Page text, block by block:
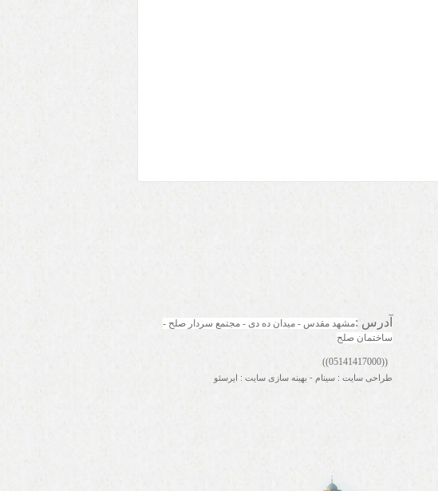
آدرس :
ساختمان صلح
((05141417000))
طراحی سایت : سینام - بهینه سازی سایت : ایرسئو